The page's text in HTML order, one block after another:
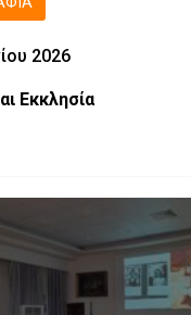
2026
Εκκλησία